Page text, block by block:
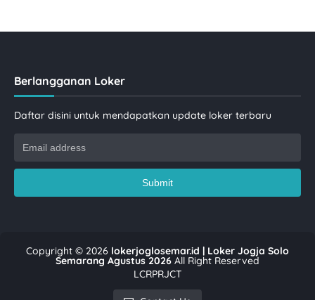
Berlangganan Loker
Daftar disini untuk mendapatkan update loker terbaru
Copyright © 2026 lokerjoglosemar.id | Loker Jogja Solo
Semarang Agustus 2026 All Right Reserved
LCRPRJCT